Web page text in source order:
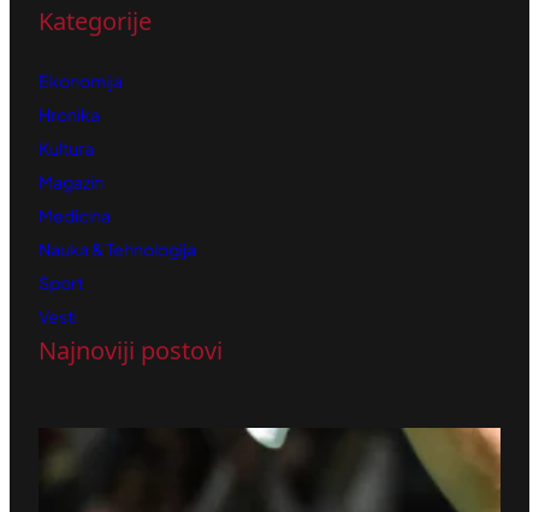
Kategorije
Ekonomija
Hronika
Kultura
Magazin
Medicina
Nauka & Tehnologija
Sport
Vesti
Najnoviji postovi